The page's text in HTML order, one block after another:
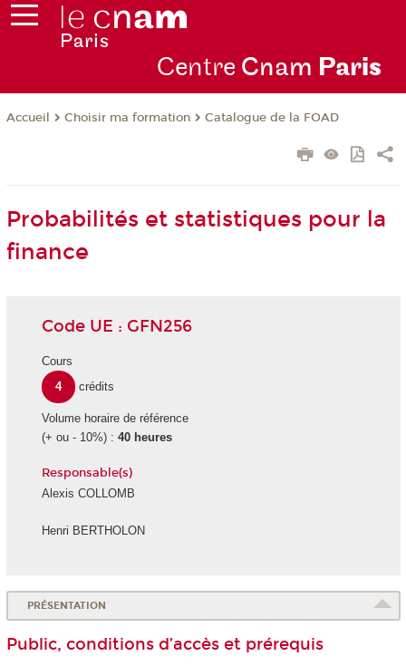
Centre Cnam Paris
Accueil Choisir ma formation Catalogue de la FOAD
Probabilités et statistiques pour la
finance
Code UE : GFN256
Cours
4
crédits
Volume horaire de référence
(+ ou - 10%) : 40 heures
Responsable(s)
Alexis COLLOMB
Henri BERTHOLON
PRÉSENTATION
Public, conditions d’accès et prérequis